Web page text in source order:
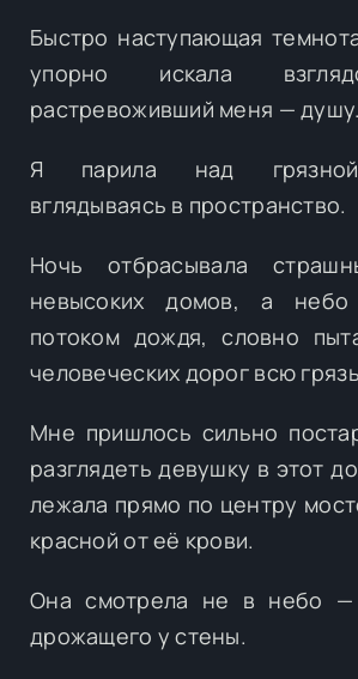
Быстро наступающая
упорно искала
растревоживший меня — душу.
Я парила над грязной
вглядываясь в пространство.
Ночь отбрасывала
невысоких домов, а небо
потоком дождя, словно
человеческих дорог всю
Мне пришлось сильно
разглядеть девушку в этот
лежала прямо по центру
красной от её крови.
Она смотрела не в небо
дрожащего у стены.